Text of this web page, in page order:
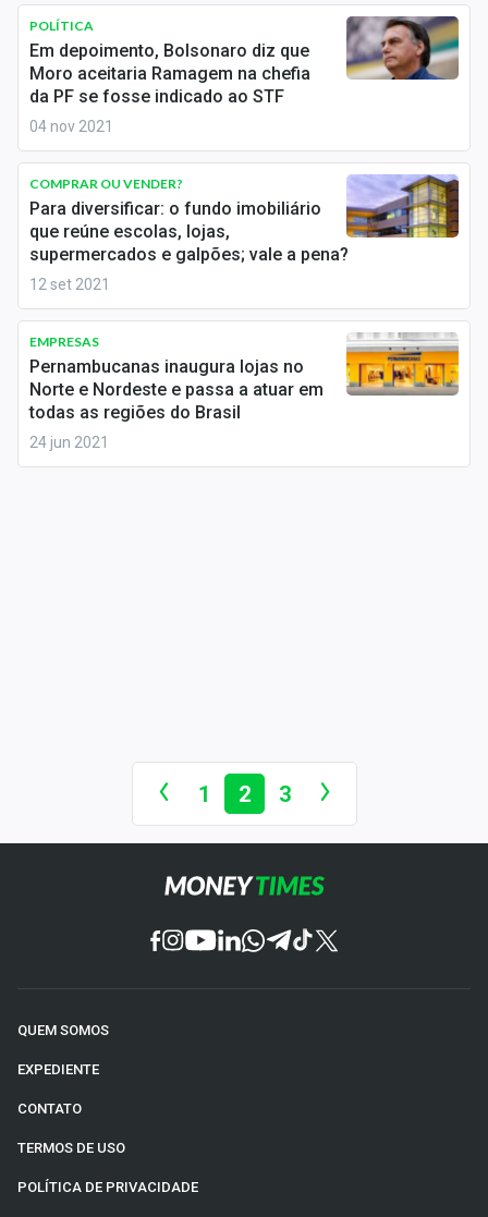
Tecnologia
Conteúdo de Marca
Sobre
Expediente
Contato
POLÍTICA
Em depoimento, Bolsonaro diz que
Moro aceitaria Ramagem na chefia
da PF se fosse indicado ao STF
04 nov 2021
COMPRAR OU VENDER?
Para diversificar: o fundo imobiliário
que reúne escolas, lojas,
supermercados e galpões; vale a pena?
12 set 2021
EMPRESAS
Pernambucanas inaugura lojas no
Norte e Nordeste e passa a atuar em
todas as regiões do Brasil
24 jun 2021
1 2 3
QUEM SOMOS
EXPEDIENTE
CONTATO
TERMOS DE USO
POLÍTICA DE PRIVACIDADE